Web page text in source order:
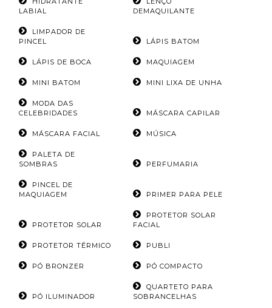
LABIAL
DEMAQUILANTE
LIMPADOR DE
PINCEL
LÁPIS BATOM
LÁPIS DE BOCA MAQUIAGEM
MINI BATOM MINI LIXA DE UNHA
MODA DAS
CELEBRIDADES
MÁSCARA CAPILAR
MÁSCARA FACIAL MÚSICA
PALETA DE
SOMBRAS
PERFUMARIA
PINCEL DE
MAQUIAGEM
PRIMER PARA PELE
PROTETOR SOLAR
PROTETOR SOLAR
FACIAL
PROTETOR TÉRMICO PUBLI
PÓ BRONZER PÓ COMPACTO
PÓ ILUMINADOR
QUARTETO PARA
SOBRANCELHAS